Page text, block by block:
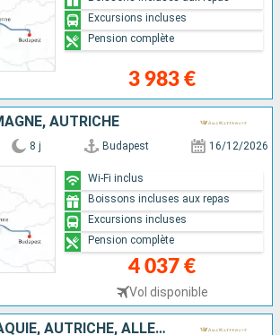
3 983 €
Excursions incluses
Pension complète
AUTRICHE
8 j Budapest 16/12/2026
4 037 €
Vol disponible
Wi-Fi inclus
Boissons incluses aux repas
Excursions incluses
Pension complète
HONGRIE, SLOVAQUIE, AUTRICHE, ALLEMAGNE